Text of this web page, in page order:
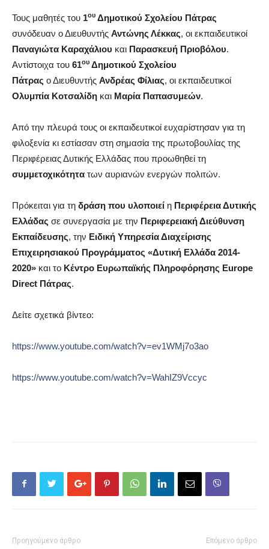
Τους μαθητές του 1ου Δημοτικού Σχολείου Πάτρας
συνόδευαν ο Διευθυντής Αντώνης Λέκκας, οι εκπαιδευτικοί
Παναγιώτα Καραχάλιου και Παρασκευή Πριοβόλου.
Αντίστοιχα του 61ου Δημοτικού Σχολείου
Πάτρας ο Διευθυντής Ανδρέας Φίλιας, οι εκπαιδευτικοί
Ολυμπία Κοτσαλίδη και Μαρία Παπασυμεών.
Από την πλευρά τους οι εκπαιδευτικοί ευχαρίστησαν για τη
φιλοξενία κι εστίασαν στη σημασία της πρωτοβουλίας της
Περιφέρειας Δυτικής Ελλάδας που προωθηθεί τη
συμμετοχικότητα των αυριανών ενεργών πολιτών.
Πρόκειται για τη δράση που υλοποιεί η Περιφέρεια Δυτικής
Ελλάδας σε συνεργασία με την Περιφερειακή Διεύθυνση
Εκπαίδευσης, την Ειδική Υπηρεσία Διαχείρισης
Επιχειρησιακού Προγράμματος «Δυτική Ελλάδα 2014-
2020» και το Κέντρο Ευρωπαϊκής Πληροφόρησης Europe
Direct Πάτρας.
Δείτε σχετικά βίντεο:
https://www.youtube.com/watch?v=ev1WMj7o3ao
https://www.youtube.com/watch?v=WahIZ9Vccyc
Προηγούμενο άρθρο Επόμενο άρθρο